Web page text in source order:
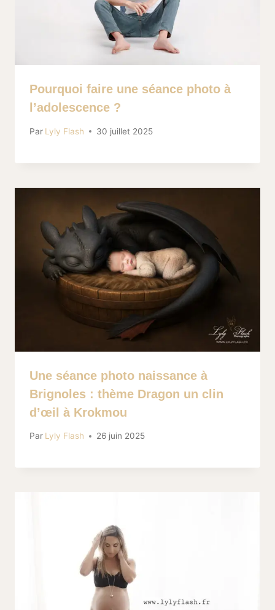
Pourquoi faire une séance photo à
l’adolescence ?
Par Lyly Flash 30 juillet 2025
Une séance photo naissance à
Brignoles : thème Dragon un clin
d’œil à Krokmou
Par Lyly Flash 26 juin 2025